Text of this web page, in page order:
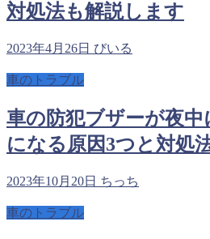
対処法も解説します
2023年4月26日 びいる
車のトラブル
車の防犯ブザーが夜
になる原因3つと対処
2023年10月20日 ちっち
車のトラブル